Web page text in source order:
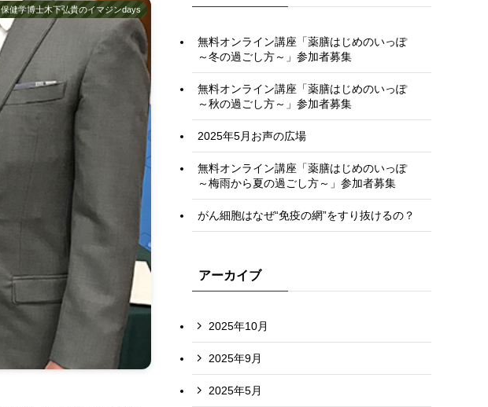
保健学博士木下弘貴のイマジンdays
無料オンライン講座「薬膳はじめのいっぽ
～冬の過ごし方～」参加者募集
無料オンライン講座「薬膳はじめのいっぽ
～秋の過ごし方～」参加者募集
2025年5月お声の広場
無料オンライン講座「薬膳はじめのいっぽ
～梅雨から夏の過ごし方～」参加者募集
がん細胞はなぜ“免疫の網”をすり抜けるの？
アーカイブ
2025年10月
2025年9月
2025年5月